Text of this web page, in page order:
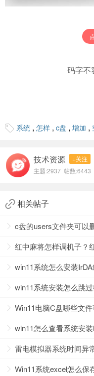
2、如果不懂电脑，
1、不想花钱，想要扩
码字不
系统 , 怎样 , c盘 , 增加 ,
技术资源
+关注
主题:2937 帖数:6443
相关帖子
c盘的users文件夹可以
红中麻将怎样调机子？
win11系统怎么安装
能方法
win11系统安装怎么跳
录方法
Win11电脑C盘哪些文
的文件？
win11怎么查看系统安
雷电模拟器系统时间异
决方法
Win11系统excel怎么保